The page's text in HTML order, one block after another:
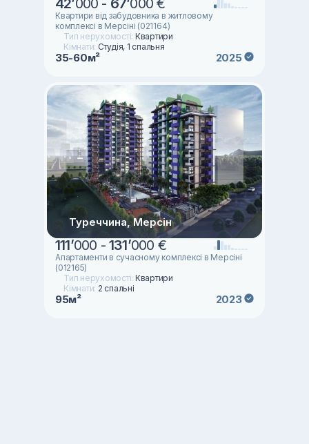
42’000 - 67’000 €
Квартири від забудовника в житловому
комплексі в Мерсіні (021164)
Тип нерухомості: Квартири
Кімнати: Студія, 1 спальня
35-60м² 2025
Туреччина, Мерсін
111’000 -131’000 €
Апартаменти в сучасному комплексі в Мерсіні
(012165)
Тип нерухомості: Квартири
Кімнати: 2 спальні
95м² 2023